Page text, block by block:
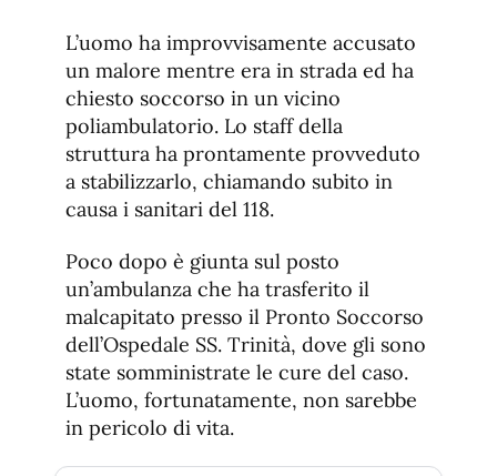
fuente
de
fuente.
L’uomo ha improvvisamente accusato
un malore mentre era in strada ed ha
chiesto soccorso in un vicino
poliambulatorio. Lo staff della
struttura ha prontamente provveduto
a stabilizzarlo, chiamando subito in
causa i sanitari del 118.
Poco dopo è giunta sul posto
un’ambulanza che ha trasferito il
malcapitato presso il Pronto Soccorso
dell’Ospedale SS. Trinità, dove gli sono
state somministrate le cure del caso.
L’uomo, fortunatamente, non sarebbe
in pericolo di vita.